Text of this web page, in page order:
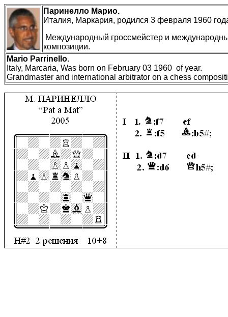
Паринелло Марио.
Италия, Маркария, родился 3 февраля 1960
Международный гроссмейстер и
композиции.
Mario Parrinello.
Italy, Marcaria, Was born on February 03 1960 of year.
Grandmaster and international arbitrator on a chess